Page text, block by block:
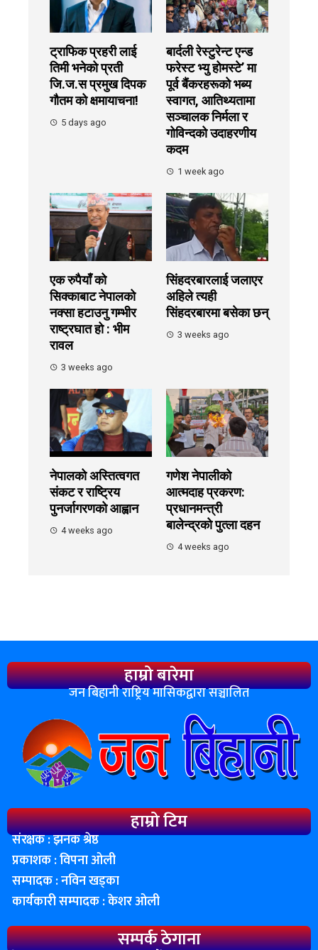
ट्राफिक प्रहरी लाई
तिमी भनेको प्रती
जि.ज.स प्रमुख दिपक
गौतम को क्षमायाचना!
5 days ago
बार्दली रेस्टुरेन्ट एन्ड
फरेस्ट भ्यु होमस्टे’ मा
पूर्व बैंकरहरूको भब्य
स्वागत, आतिथ्यतामा
सञ्चालक निर्मला र
गोविन्दको उदाहरणीय
कदम
1 week ago
एक रुपैयाँ को
सिक्काबाट नेपालको
नक्सा हटाउनु गम्भीर
राष्ट्रघात हो : भीम
रावल
3 weeks ago
सिंहदरबारलाई जलाएर
अहिले त्यही
सिंहदरबारमा बसेका छन्
3 weeks ago
नेपालको अस्तित्वगत
संकट र राष्ट्रिय
पुनर्जागरणको आह्वान
4 weeks ago
गणेश नेपालीको
आत्मदाह प्रकरण:
प्रधानमन्त्री
बालेन्द्रको पुत्ला दहन
4 weeks ago
हाम्रो बारेमा
जन बिहानी राष्ट्रिय मासिकद्वारा सञ्चालित
हाम्रो टिम
संरक्षक : झनक श्रेष्ठ
प्रकाशक : विपना ओली
सम्पादक : नविन खड्का
कार्यकारी सम्पादक : केशर ओली
सम्पर्क ठेगाना